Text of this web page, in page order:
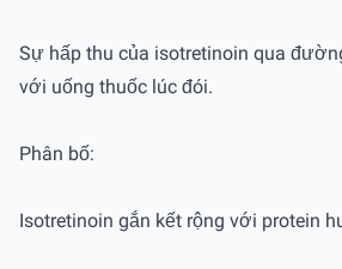
Sự hấp thu của isotretinoin qua
với uống thuốc lúc đói.
Phân bố:
Isotretinoin gắn kết rộng với protein